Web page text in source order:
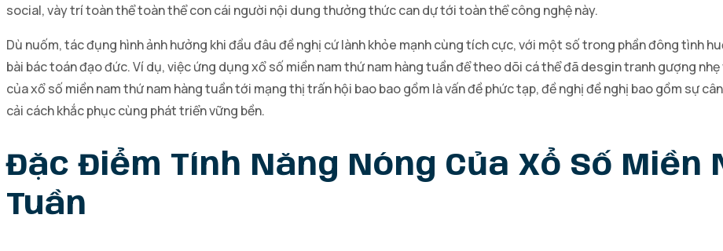
social, vày trí toàn thể toàn thể con cái người nội dung thưởng thức can dự tới toàn thể công nghệ này.
Dù nuốm, tác đụng hình ảnh hưởng khi đầu đâu đề nghị cứ lành khỏe mạnh cùng tích cực, với một số trong phần đông tình
bài bác toán đạo đức. Ví dụ, việc ứng dụng xổ số miền nam thứ nam hàng tuần để theo dõi cá thể đã desgin tranh gượng
của xổ số miền nam thứ nam hàng tuần tới mạng thị trấn hội bao bao gồm là vấn đề phức tạp, đề nghị đề nghị bao gồm sự
cải cách khắc phục cùng phát triển vững bền.
Đặc Điểm Tính Năng Nóng Của Xổ Số Miền
Tuần